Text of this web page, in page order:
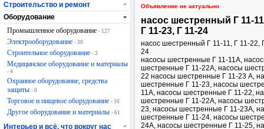
Объявление не актуально
насос шестренный Г 11-
Г 11-23, Г 11-24
насос шестренный Г 11-11, Г 11-22,
24
насосы шестренные Г 11-11А,
шестренные Г 11-22А, насосы
22 насосы шестренные Г 11-23 А,
шестренные Г 11-23, насосы
11А, насосы шестренные Г 11-22,
шестренные Г 11-22А, насосы
23, насосы шестренные Г 11-23А,
шестренные Г 11-24, насосы
24А, насосы шестренные Г 11-25,
Строительство и ремонт
Оборудование
Промышленное оборудование - 127
Электрооборудование - 30
Строительное оборудование - 3
Медицинское оборудование и материалы
- 4
Охранное оборудование, средства
защиты - 0
Торговое и пищевое оборудование - 16
Другое оборудование и материалы - 61
Интерьер и всё, что вокруг нас